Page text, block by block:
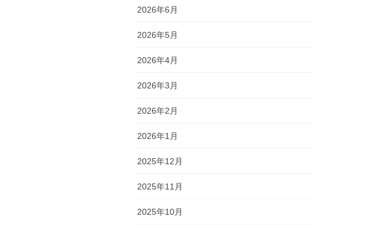
2026年6月
2026年5月
2026年4月
2026年3月
2026年2月
2026年1月
2025年12月
2025年11月
2025年10月